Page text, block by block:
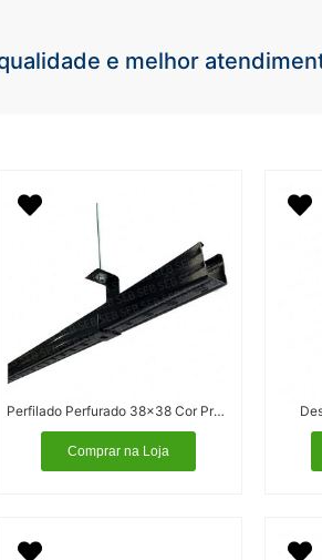
e melhor
Perfilado Perfurado 38×38 Cor Preta
Comprar na Loja